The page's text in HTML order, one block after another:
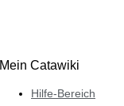
Mein Catawiki
Hilfe-Bereich